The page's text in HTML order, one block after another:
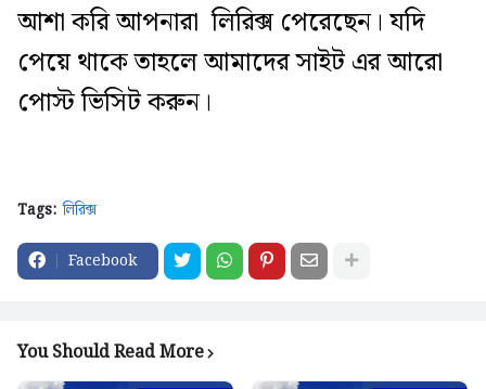
আশা করি আপনারা লিরিক্স পেরেছেন। যদি
পেয়ে থাকে তাহলে আমাদের সাইট এর আরো
পোস্ট ভিসিট করুন।
Tags: লিরিক্স
Facebook
You Should Read More